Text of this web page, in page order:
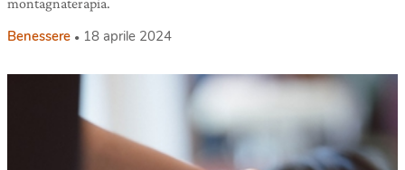
montagnaterapia.
Benessere 18 aprile 2024